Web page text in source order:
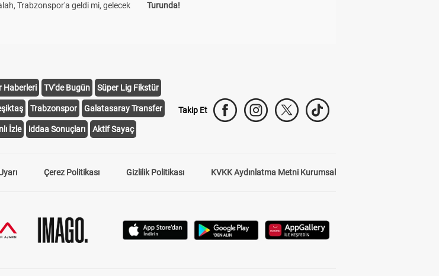
Trabzonspor'a geldi mi, gelecek
Turunda!
Haberleri TV'de Bugün Süper Lig Fikstür
Trabzonspor Galatasaray Transfer
İzle iddaa Sonuçları Aktif Sayaç
Takip Et
Çerez Politikası Gizlilik Politikası KVKK Aydınlatma Metni Kurumsal